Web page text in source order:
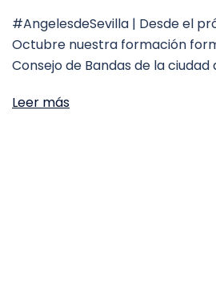
#AngelesdeSevilla | Desde el
Octubre nuestra formación
Consejo de Bandas de la ciudad
Leer más